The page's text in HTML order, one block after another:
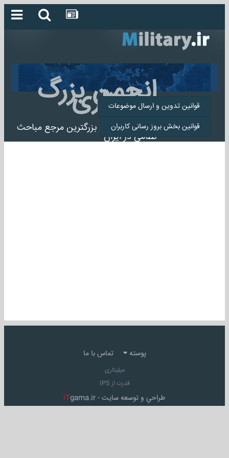
انجمن بزرگ
میلیتاری
انجمن میلیتاری بزرگترین مرجع مباحث
نظامی در ایران
قوانین تدوین و ارسال موضوعات
قوانین بخش بروز رسانی کاربران
پوسته تماس با ما
میلیتاری
قدرت از IPS
طراحي و توسعه سايت - iTgama.ir